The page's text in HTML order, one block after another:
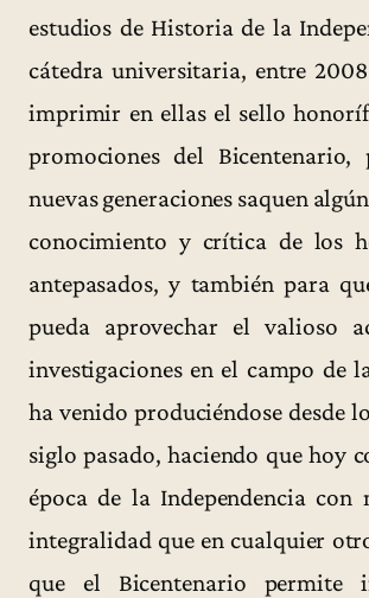
estudios de Historia de la
cátedra universitaria, entre
imprimir en ellas el sello
promociones del Bicentenario,
nuevas generaciones saquen
conocimiento y crítica de los
antepasados, y también para
pueda aprovechar el valioso
investigaciones en el campo de
ha venido produciéndose desde
siglo pasado, haciendo que hoy
época de la Independencia con
integralidad que en cualquier
que el Bicentenario permite